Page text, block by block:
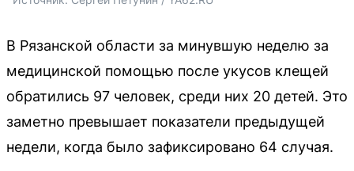
В Рязанской области за минувшую неделю за
медицинской помощью после укусов клещей
обратились 97 человек, среди них 20 детей. Это
заметно превышает показатели предыдущей
недели, когда было зафиксировано 64 случая.